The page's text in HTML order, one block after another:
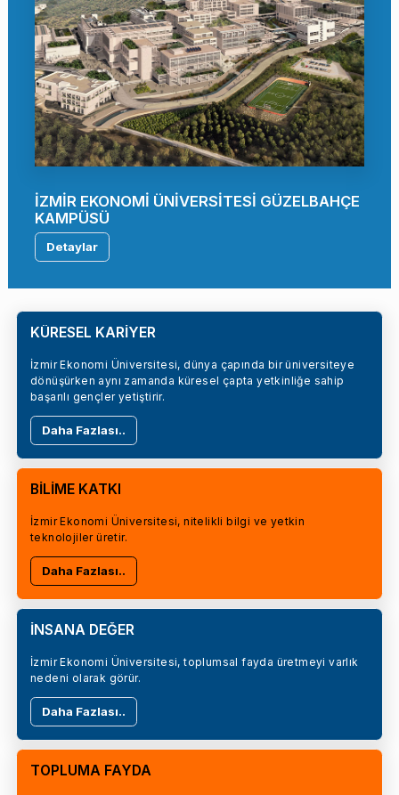
İZMİR EKONOMİ ÜNİVERSİTESİ GÜZELBAHÇE
KAMPÜSÜ
Detaylar
KÜRESEL KARİYER
İzmir Ekonomi Üniversitesi, dünya çapında bir üniversiteye
dönüşürken aynı zamanda küresel çapta yetkinliğe sahip
başarılı gençler yetiştirir.
Daha Fazlası..
BİLİME KATKI
İzmir Ekonomi Üniversitesi, nitelikli bilgi ve yetkin
teknolojiler üretir.
Daha Fazlası..
İNSANA DEĞER
İzmir Ekonomi Üniversitesi, toplumsal fayda üretmeyi varlık
nedeni olarak görür.
Daha Fazlası..
TOPLUMA FAYDA